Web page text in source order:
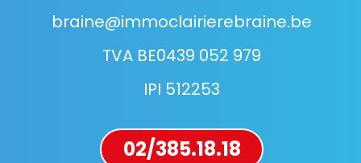
braine@immoclairierebraine.be
TVA BE0439 052 979
IPI 512253
02/385.18.18